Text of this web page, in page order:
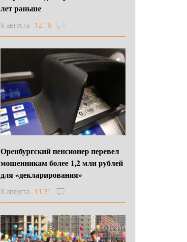
лет раньше
8 августа 12:18
Оренбургский пенсионер перевел
мошенникам более 1,2 млн рублей
для «декларирования»
8 августа 11:31